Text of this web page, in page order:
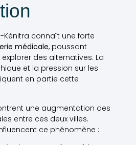
Kénitra connaît une forte
médicale, poussant
des alternatives. La
et la pression sur les
en partie cette
une augmentation des
entre ces deux villes.
ce phénomène :